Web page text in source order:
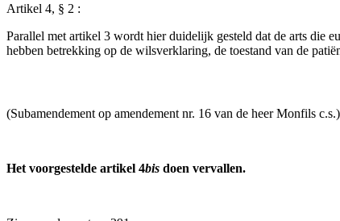
Artikel 4, § 2 :
Parallel met artikel 3 wordt hier duidelijk gesteld dat de arts die
hebben betrekking op de wilsverklaring, de toestand van de
(Subamendement op amendement nr. 16 van de heer Monfils c.s.)
Het voorgestelde artikel 4bis doen vervallen.